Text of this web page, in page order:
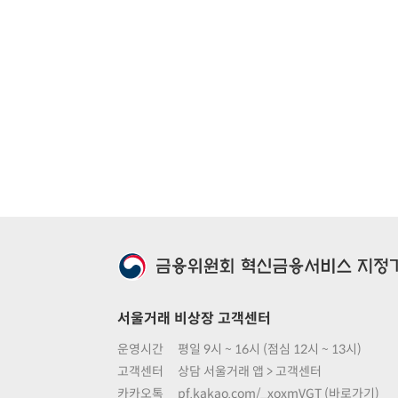
서울거래 비상장 고객센터
운영시간
평일 9시 ~ 16시 (점심 12시 ~ 13시)
고객센터
상담 서울거래 앱 > 고객센터
카카오톡
pf.kakao.com/_xoxmVGT (바로가기)